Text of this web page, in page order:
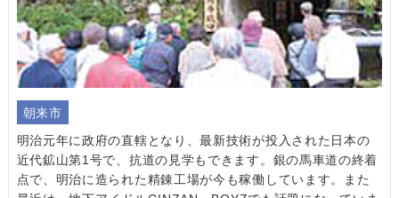
朝来市
明治元年に政府の直轄となり、最新技術が投入された日本の
近代鉱山第1号で、抗道の見学もできます。銀の馬車道の終着
点で、明治に造られた精錬工場が今も稼働しています。また